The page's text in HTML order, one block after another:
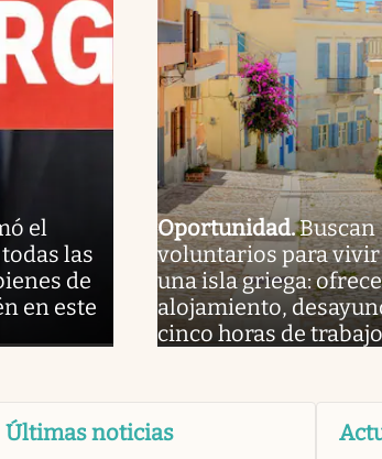
el
las
de
en este
Oportunidad.Buscan
voluntarios para
una isla griega:
alojamiento,
cinco horas de
Últimas noticias